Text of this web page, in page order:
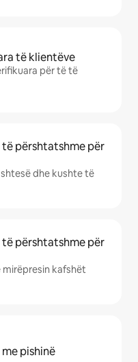
të klientëve
për të të
përshtatshme për
dhe kushte të
përshtatshme për
mirëpresin kafshët
pishinë